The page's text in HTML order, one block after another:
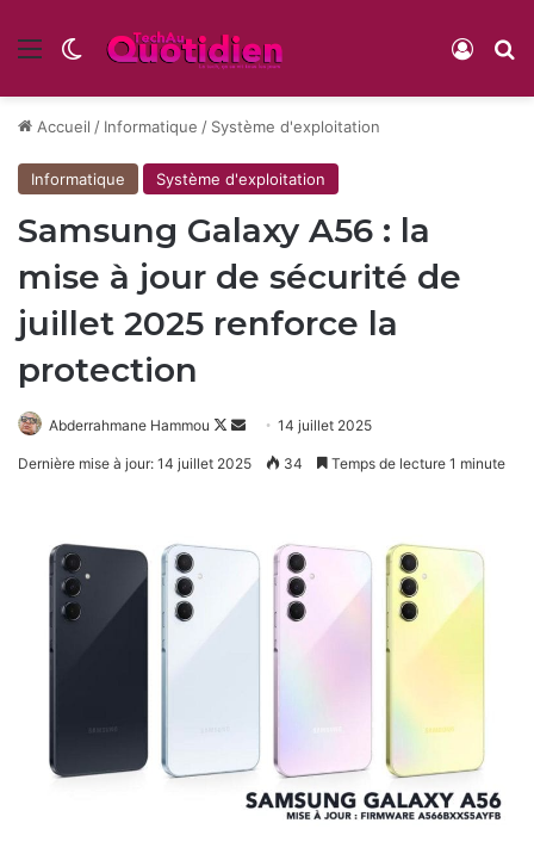
Menu Switch skin
Accueil / Informatique / Système d'exploitation
Informatique Système d'exploitation
Samsung Galaxy A56 : la
mise à jour de sécurité de
juillet 2025 renforce la
protection
Abderrahmane Hammou
Follow
Envoyer14 juillet 2025
Dernière mise à jour: 14 juillet 2025 34 Temps de lecture 1 minute